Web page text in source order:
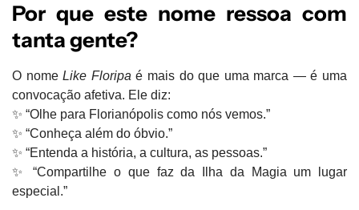
Por que este nome ressoa com
tanta gente?
O nomeLike Floripa é mais do que uma marca — é uma
convocação afetiva. Ele diz:
✨ “Olhe para Florianópolis como nós vemos.”
✨ “Conheça além do óbvio.”
✨ “Entenda a história, a cultura, as pessoas.”
✨ “Compartilhe o que faz da Ilha da Magia um lugar
especial.”